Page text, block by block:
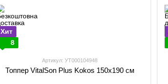
Хит
8
Артикул: УТ000104948
Топпер VitalSon Plus Kokos 150х190 см